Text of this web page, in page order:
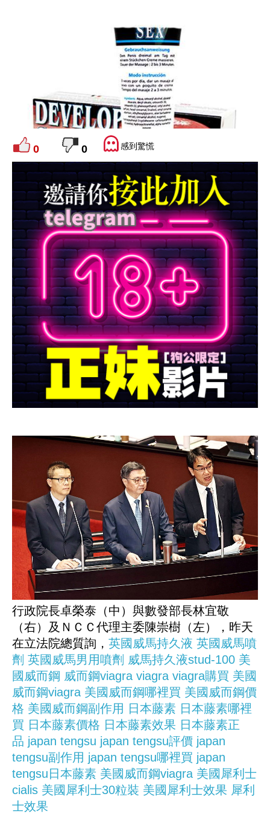
0 0 感到驚慌
行政院長卓榮泰（中）與數發部長林宜敬
（右）及ＮＣＣ代理主委陳崇樹（左），昨天
在立法院總質詢， 英國威馬持久液 英國威馬噴
劑 英國威馬男用噴劑 威馬持久液stud-100 美
國威而鋼 威而鋼viagra viagra viagra購買 美國
威而鋼viagra 美國威而鋼哪裡買 美國威而鋼價
格 美國威而鋼副作用 日本藤素 日本藤素哪裡
買 日本藤素價格 日本藤素效果 日本藤素正
品 japan tengsu japan tengsu評價 japan
tengsu副作用 japan tengsu哪裡買 japan
tengsu日本藤素 美國威而鋼viagra 美國犀利士
cialis 美國犀利士30粒裝 美國犀利士效果 犀利
士效果